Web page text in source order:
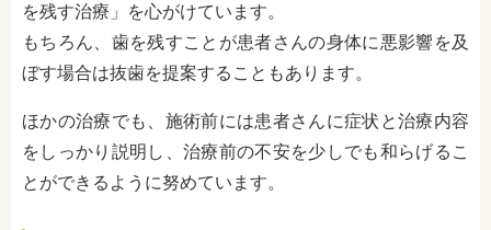
を残す治療」を心がけています。
もちろん、歯を残すことが患者さんの身体に悪影響を及
ぼす場合は抜歯を提案することもあります。
ほかの治療でも、施術前には患者さんに症状と治療内容
をしっかり説明し、治療前の不安を少しでも和らげるこ
とができるように努めています。